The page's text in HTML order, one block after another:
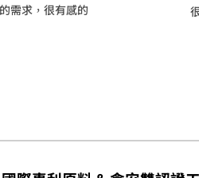
需求，很有感的